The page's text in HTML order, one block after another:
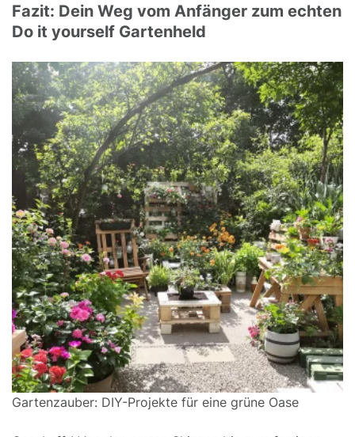
Fazit: Dein Weg vom Anfänger zum echten
Do it yourself Gartenheld
Gartenzauber: DIY-Projekte für eine grüne Oase